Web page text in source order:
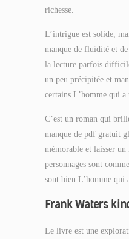
richesse.
L’intrigue est solide,
manque de fluidité et
la lecture parfois
un peu précipitée et
certains L’homme qui
C’est un roman qui
manque de pdf gratuit
mémorable et laisser
personnages sont
sont bien L’homme qui
Frank Waters
Le livre est une